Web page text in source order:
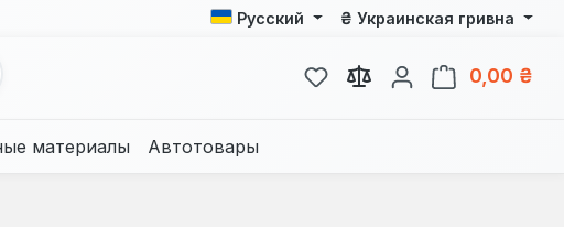
Русский ₴ Украинская гривна
У вас есть товары из
0,00 ₴
материалы Автотовары